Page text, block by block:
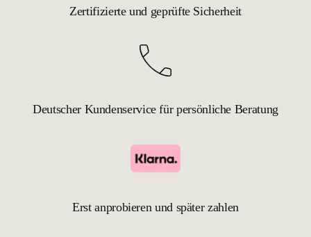
Zertifizierte und geprüfte Sicherheit
Deutscher Kundenservice für persönliche Beratung
Erst anprobieren und später zahlen